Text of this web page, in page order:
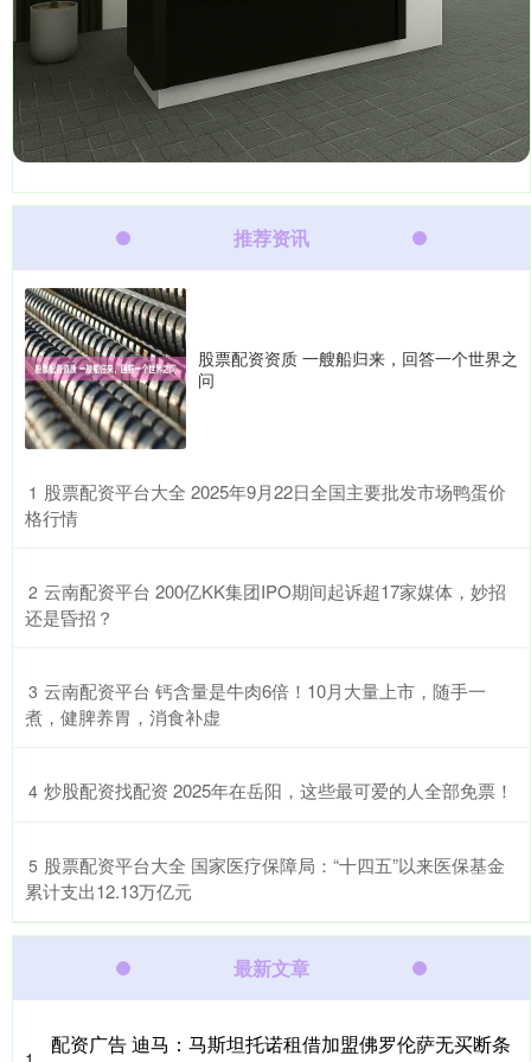
推荐资讯
股票配资资质 一艘船归来，回答一个世界之
问
1 ​股票配资平台大全 2025年9月22日全国主要批发市场鸭蛋价
格行情
2 ​云南配资平台 200亿KK集团IPO期间起诉超17家媒体，妙招
还是昏招？
3 ​云南配资平台 钙含量是牛肉6倍！10月大量上市，随手一
煮，健脾养胃，消食补虚
4 ​炒股配资找配资 2025年在岳阳，这些最可爱的人全部免票！
5 ​股票配资平台大全 国家医疗保障局：“十四五”以来医保基金
累计支出12.13万亿元
最新文章
配资广告 迪马：马斯坦托诺租借加盟佛罗伦萨无买断条